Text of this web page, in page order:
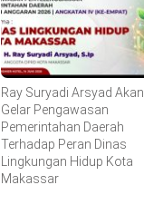
Ray Suryadi Arsyad Akan
Gelar Pengawasan
Pemerintahan Daerah
Terhadap Peran Dinas
Lingkungan Hidup Kota
Makassar